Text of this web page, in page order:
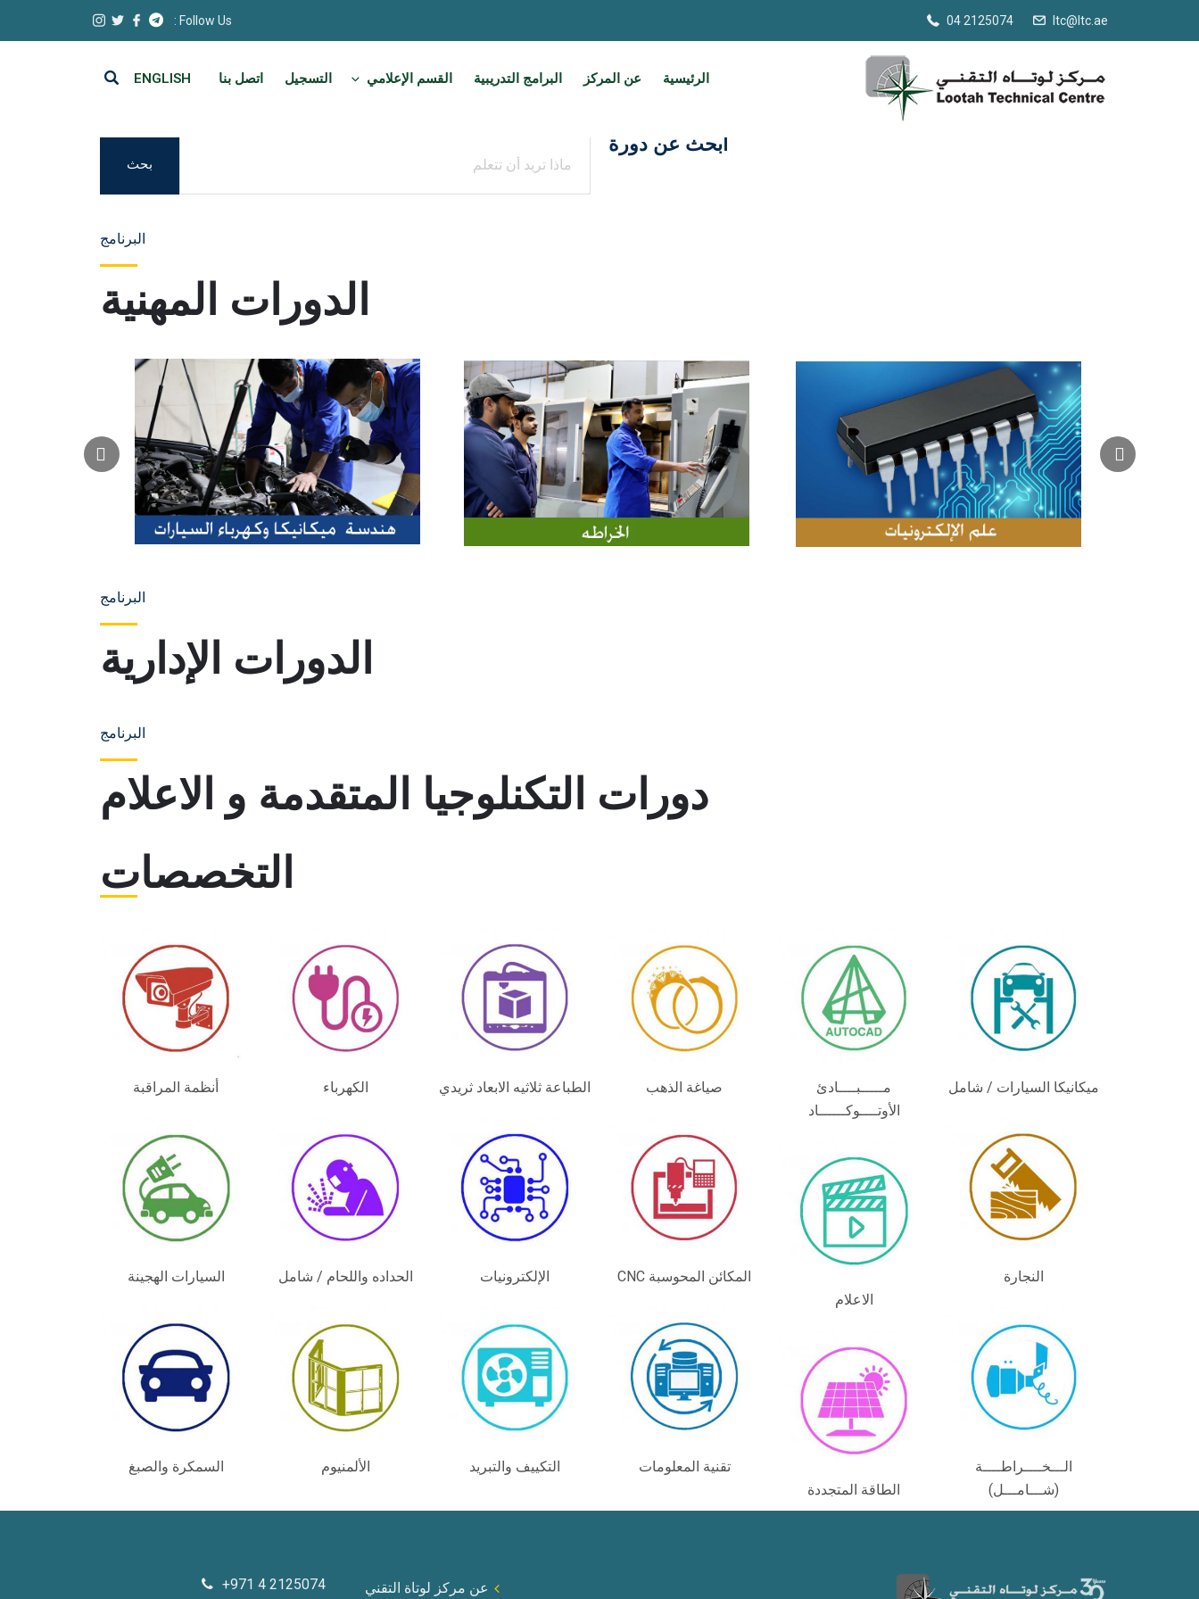
ltc@ltc.ae
04 2125074
Follow Us :
الرئيسية عن المركز البرامج التدريبية القسم الإعلامي التسجيل اتصل بنا ENGLISH
أبحث عن دورة
بحث
الدورات المهنية
البرنامج
الدورات الإدارية
البرنامج
دورات التكنلوجيا المتقدمة و الاعلام
البرنامج
التخصصات
ميكانيكا السيارات / شامل
النجارة
الـــخــــراطــــة
(شـــامـــل)
مـــــبــــادئ
الأوتــــوكــــــاد
الاعلام
الطاقة المتجددة
صياغة الذهب
المكائن المحوسبة CNC
تقنية المعلومات
الطباعة ثلاثيه الابعاد ثريدي
الإلكترونيات
التكييف والتبريد
الكهرباء
الحداده واللحام / شامل
الألمنيوم
أنظمة المراقبة
السيارات الهجينة
السمكرة والصبغ
عن مركز لوتاة التقني
+971 4 2125074